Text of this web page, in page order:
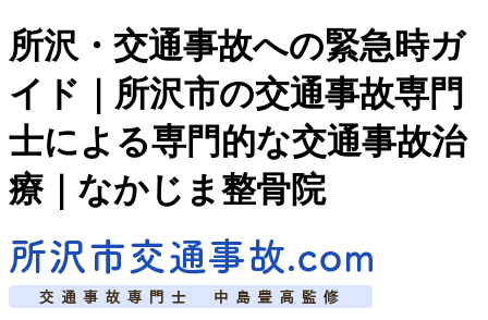
所沢・交通事故への緊急時ガ
イド｜所沢市の交通事故専門
士による専門的な交通事故治
療｜なかじま整骨院